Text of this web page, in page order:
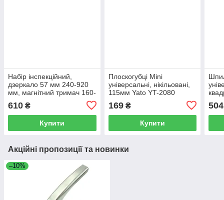
Набір інспекційний,
дзеркало 57 мм 240-920
мм, магнітний тримач 160-
520 мм, +2, телескопічні
ручки Yato (YT-0662)
610 ₴
Купити
Плоскогубці Mini
універсальні, нікільовані,
115мм Yato YT-2080
169₴
Купити
504
Акційні пропозиції та новинки
–10%